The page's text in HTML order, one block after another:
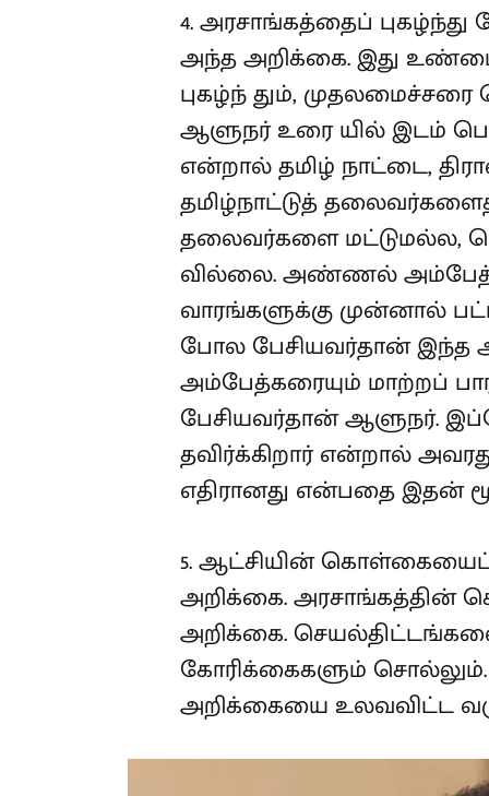
4. அரசாங்கத்தைப் புகழ்ந்து
அந்த அறிக்கை. இது
புகழ்ந் தும்,
ஆளுநர் உரை யில் இடம்
என்றால் தமிழ் நாட்டை,
தமிழ்நாட்டுத் தலைவர்களைத்
தலைவர்களை மட்டுமல்ல,
வில்லை. அண்ணல்
வாரங்களுக்கு முன்னால்
போல பேசியவர்தான்
அம்பேத்கரையும் மாற்றப்
பேசியவர்தான் ஆளுநர்.
தவிர்க்கிறார் என்றால்
எதிரானது என்பதை இதன்
5. ஆட்சியின் கொள்கையைப்
அறிக்கை. அரசாங்கத்தின்
அறிக்கை.
கோரிக்கைகளும் சொல்லும்.
அறிக்கையை உலவவிட்ட